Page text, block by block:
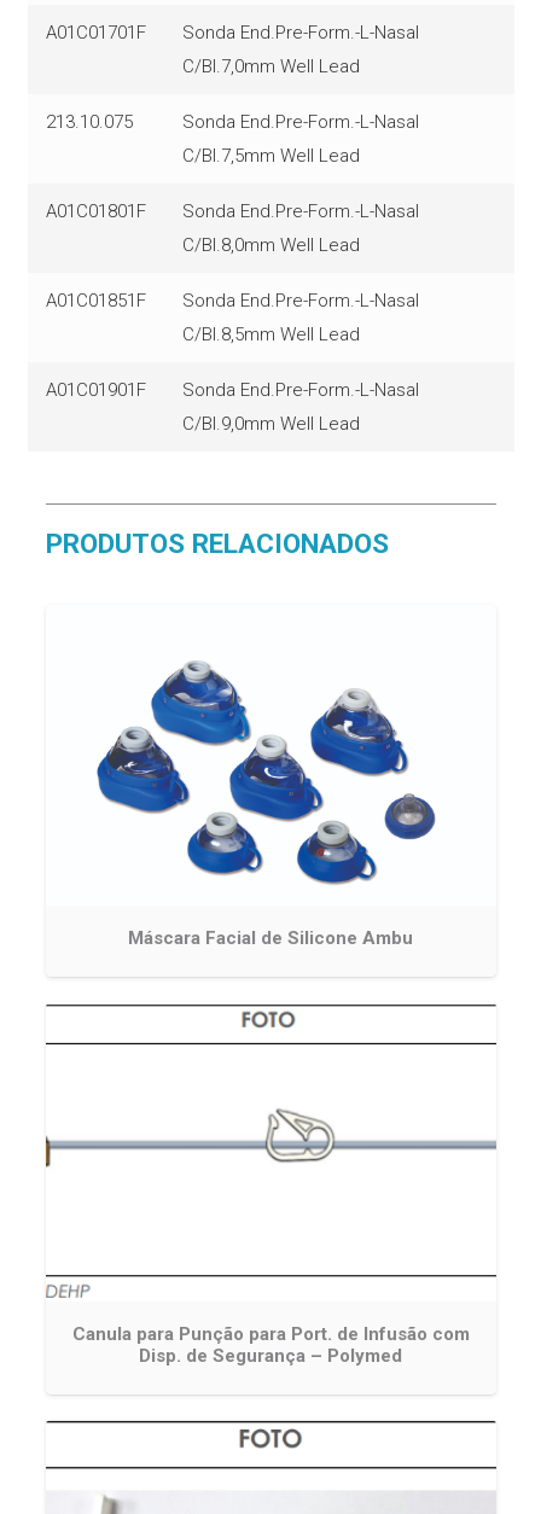
A01C01701F
Sonda End.Pre-Form.-L-Nasal
C/Bl.7,0mm Well Lead
213.10.075
Sonda End.Pre-Form.-L-Nasal
C/Bl.7,5mm Well Lead
A01C01801F
Sonda End.Pre-Form.-L-Nasal
C/Bl.8,0mm Well Lead
A01C01851F
Sonda End.Pre-Form.-L-Nasal
C/Bl.8,5mm Well Lead
A01C01901F
Sonda End.Pre-Form.-L-Nasal
C/Bl.9,0mm Well Lead
PRODUTOS RELACIONADOS
Máscara Facial de Silicone Ambu
Canula para Punção para Port. de Infusão com
Disp. de Segurança – Polymed